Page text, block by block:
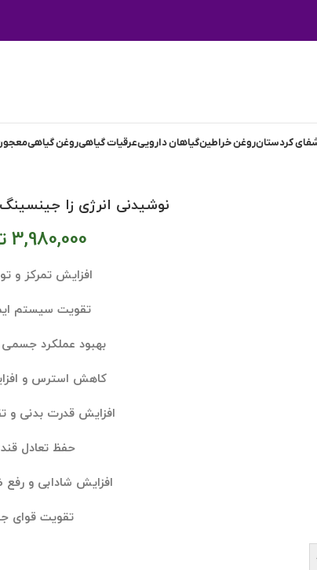
کردستانروغن خراطینگیاهان داروییعرقیات گیاهیروغن گیاهی
نوشیدنی انرژی زا
3,980,000
افزایش تمرکز و
تقویت سیستم
بهبود عملکرد
کاهش استرس و
افزایش قدرت بدنی و
حفظ تعادل
افزایش شادابی و
تقویت قوای